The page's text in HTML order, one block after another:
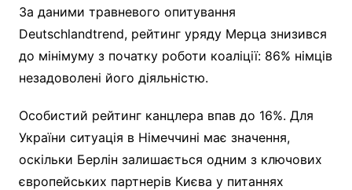
За даними травневого опитування
Deutschlandtrend, рейтинг уряду Мерца знизився
до мінімуму з початку роботи коаліції: 86% німців
незадоволені його діяльністю.
Особистий рейтинг канцлера впав до 16%. Для
України ситуація в Німеччині має значення,
оскільки Берлін залишається одним з ключових
європейських партнерів Києва у питаннях